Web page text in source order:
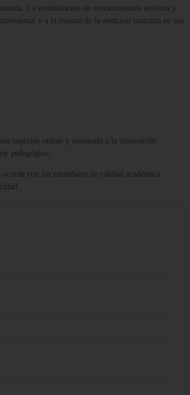
La combinación de conocimientos teóricos y
y a la mejora de la atención sanitaria en sus
superior online y orientada a la innovación
pedagógico.
con los estándares de calidad académica